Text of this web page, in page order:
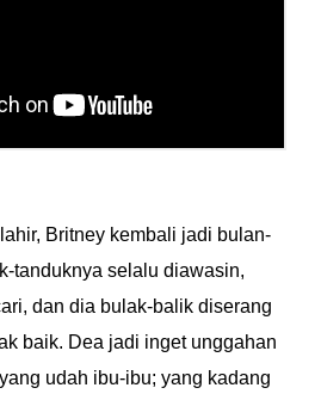
Britney kembali jadi bulan-
tanduknya selalu diawasin,
dan dia bulak-balik diserang
baik. Dea jadi inget unggahan
udah ibu-ibu; yang kadang